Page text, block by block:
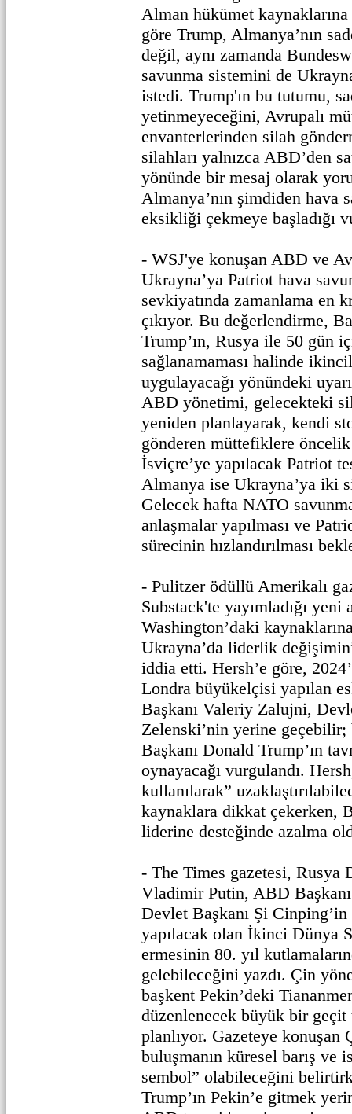
Alman hükümet kaynaklarına
göre Trump, Almanya’nın
değil, aynı zamanda
savunma sistemini de
istedi. Trump'ın bu tutumu,
yetinmeyeceğini, Avrupalı
envanterlerinden silah
silahları yalnızca ABD’den
yönünde bir mesaj olarak
Almanya’nın şimdiden hava
eksikliği çekmeye başladığı
- WSJ'ye konuşan ABD ve
Ukrayna’ya Patriot hava
sevkiyatında zamanlama en
çıkıyor. Bu değerlendirme,
Trump’ın, Rusya ile 50 gün
sağlanamaması halinde
uygulayacağı yönündeki
ABD yönetimi, gelecekteki
yeniden planlayarak, kendi
gönderen müttefiklere
İsviçre’ye yapılacak Patriot
Almanya ise Ukrayna’ya iki
Gelecek hafta NATO
anlaşmalar yapılması ve
sürecinin hızlandırılması
- Pulitzer ödüllü Amerikalı
Substack'te yayımladığı yeni
Washington’daki
Ukrayna’da liderlik
iddia etti. Hersh’e göre,
Londra büyükelçisi yapılan
Başkanı Valeriy Zalujni,
Zelenski’nin yerine
Başkanı Donald Trump’ın
oynayacağı vurgulandı.
kullanılarak”
kaynaklara dikkat çekerken,
liderine desteğinde azalma
- The Times gazetesi, Rusya
Vladimir Putin, ABD
Devlet Başkanı Şi
yapılacak olan İkinci Dünya
ermesinin 80. yıl
gelebileceğini yazdı. Çin
başkent Pekin’deki
düzenlenecek büyük bir geçit
planlıyor. Gazeteye konuşan
buluşmanın küresel barış ve
sembol” olabileceğini
Trump’ın Pekin’e gitmek